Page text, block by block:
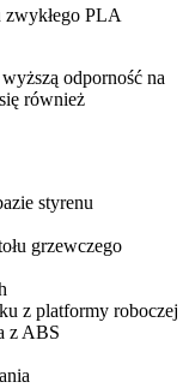
PLA
odporność na
również
styrenu
grzewczego
z platformy roboczej
z ABS